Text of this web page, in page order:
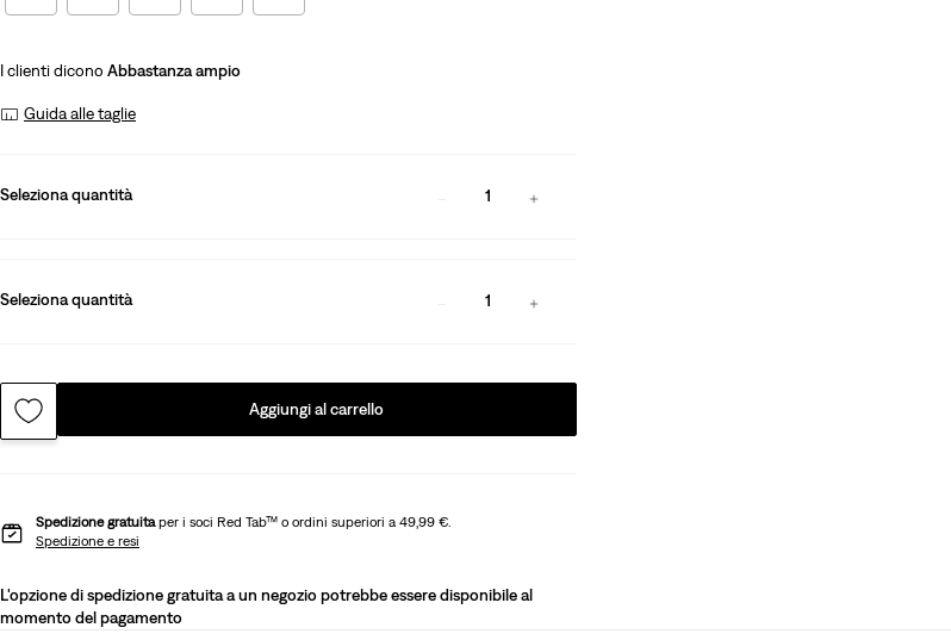
I clienti dicono Abbastanza ampio
Guida alle taglie
Seleziona quantità 1
Seleziona quantità 1
Aggiungi al carrello
Spedizione gratuitaper i soci Red Tab™ o ordini superiori a 49,99 €.
Spedizione e resi
L'opzione di spedizione gratuita a un negozio potrebbe essere disponibile al
momento del pagamento